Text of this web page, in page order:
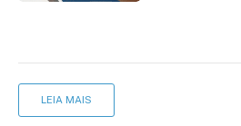
LEIA MAIS